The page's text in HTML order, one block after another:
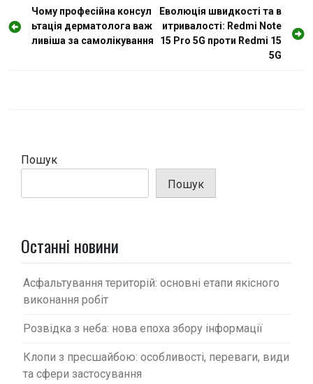
Н
а
Чому професійна консул
ьтація дерматолога важ
ливіша за самолікування
Еволюція швидкості та в
итривалості: Redmi Note
15 Pro 5G проти Redmi 15
5G
Пошук
Пошук
Останні новини
Асфальтування територій: основні етапи якісного
виконання робіт
Розвідка з неба: нова епоха збору інформації
Клопи з пресшайбою: особливості, переваги, види
та сфери застосування